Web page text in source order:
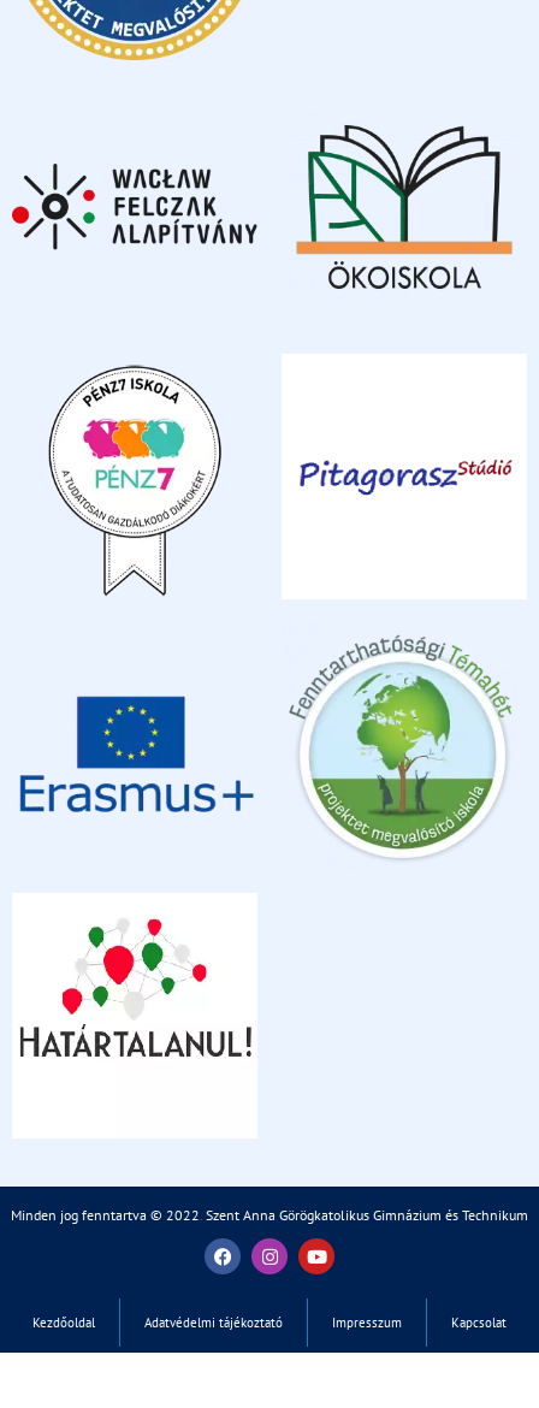
Minden jog fenntartva © 2022. Szent Anna Görögkatolikus Gimnázium és Technikum
Kezdőoldal Adatvédelmi tájékoztató Impresszum Kapcsolat